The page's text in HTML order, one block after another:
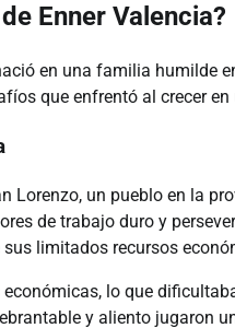
Enner Valencia?
en una familia humilde
que enfrentó al crecer en
Lorenzo, un pueblo en la
de trabajo duro y
limitados recursos
lo que
y aliento jugaron